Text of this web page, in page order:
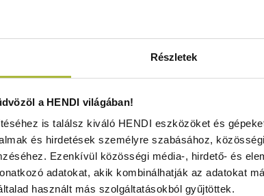
Részletek
a HENDI világában!
is találsz kiváló HENDI eszközöket és
és hirdetések személyre szabásához,
Ezenkívül közösségi média-, hirdető- és
adatokat, akik kombinálhatják az adatokat
használt más szolgáltatásokból gyűjtöttek.
Szemetes – konténer
szervizkocsihoz – AmerBox –
- HENDI 816288
Raktáron